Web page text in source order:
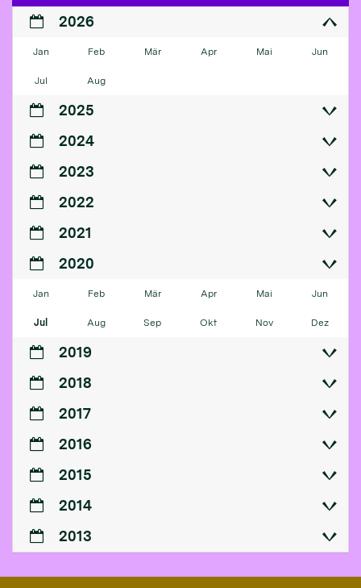
2026
Jan Feb Mär Apr Mai Jun
Jul Aug
2025
2024
2023
2022
2021
2020
Jan Feb Mär Apr Mai Jun
Jul Aug Sep Okt Nov Dez
2019
2018
2017
2016
2015
2014
2013